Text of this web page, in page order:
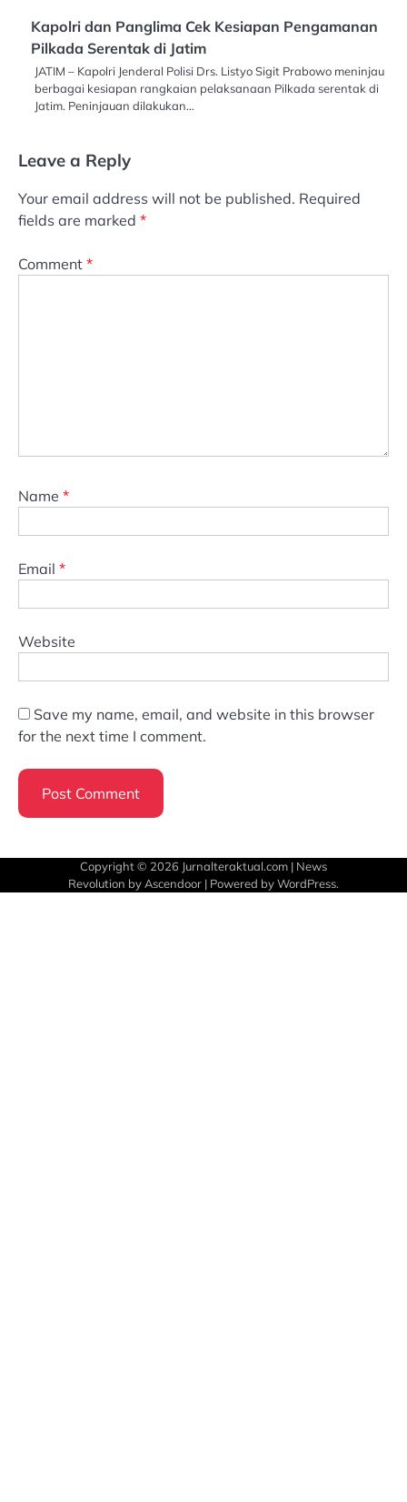
Kapolri dan Panglima Cek Kesiapan Pengamanan
Pilkada Serentak di Jatim
JATIM – Kapolri Jenderal Polisi Drs. Listyo Sigit Prabowo meninjau
berbagai kesiapan rangkaian pelaksanaan Pilkada serentak di
Jatim. Peninjauan dilakukan…
Leave a Reply
Your email address will not be published. Required
fields are marked *
Comment *
Name *
Email *
Website
Save my name, email, and website in this browser
for the next time I comment.
Copyright © 2026 Jurnalteraktual.com | News
Revolution by Ascendoor | Powered byWordPress.